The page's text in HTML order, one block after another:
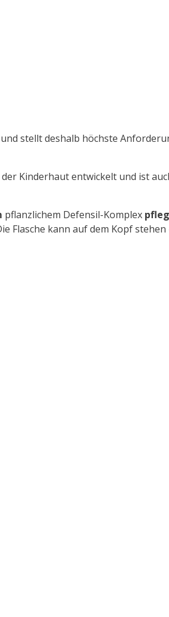
stellt deshalb höchste
Kinderhaut entwickelt und ist
pflanzlichem Defensil-Komplex
Flasche kann auf dem Kopf